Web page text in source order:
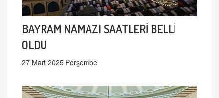
BAYRAM NAMAZI SAATLERİ BELLİ
OLDU
27 Mart 2025 Perşembe